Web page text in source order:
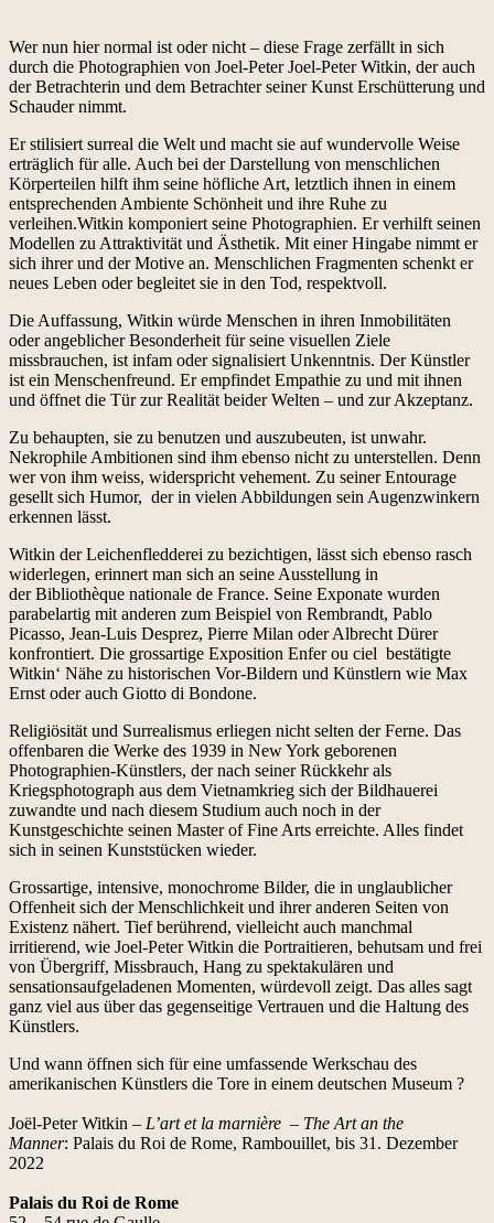
Wer nun hier normal ist oder nicht – diese Frage zerfällt in sich
durch die Photographien von Joel-Peter Joel-Peter Witkin, der auch
der Betrachterin und dem Betrachter seiner Kunst Erschütterung und
Schauder nimmt.
Er stilisiert surreal die Welt und macht sie auf wundervolle Weise
erträglich für alle. Auch bei der Darstellung von menschlichen
Körperteilen hilft ihm seine höfliche Art, letztlich ihnen in einem
entsprechenden Ambiente Schönheit und ihre Ruhe zu
verleihen.Witkin komponiert seine Photographien. Er verhilft seinen
Modellen zu Attraktivität und Ästhetik. Mit einer Hingabe nimmt er
sich ihrer und der Motive an. Menschlichen Fragmenten schenkt er
neues Leben oder begleitet sie in den Tod, respektvoll.
Die Auffassung, Witkin würde Menschen in ihren Inmobilitäten
oder angeblicher Besonderheit für seine visuellen Ziele
missbrauchen, ist infam oder signalisiert Unkenntnis. Der Künstler
ist ein Menschenfreund. Er empfindet Empathie zu und mit ihnen
und öffnet die Tür zur Realität beider Welten – und zur Akzeptanz.
Zu behaupten, sie zu benutzen und auszubeuten, ist unwahr.
Nekrophile Ambitionen sind ihm ebenso nicht zu unterstellen. Denn
wer von ihm weiss, widerspricht vehement. Zu seiner Entourage
gesellt sich Humor, der in vielen Abbildungen sein Augenzwinkern
erkennen lässt.
Witkin der Leichenfledderei zu bezichtigen, lässt sich ebenso rasch
widerlegen, erinnert man sich an seine Ausstellung in
der Bibliothèque nationale de France. Seine Exponate wurden
parabelartig mit anderen zum Beispiel von Rembrandt, Pablo
Picasso, Jean-Luis Desprez, Pierre Milan oder Albrecht Dürer
konfrontiert. Die grossartige Exposition Enfer ou ciel bestätigte
Witkin‘ Nähe zu historischen Vor-Bildern und Künstlern wie Max
Ernst oder auch Giotto di Bondone.
Religiösität und Surrealismus erliegen nicht selten der Ferne. Das
offenbaren die Werke des 1939 in New York geborenen
Photographien-Künstlers, der nach seiner Rückkehr als
Kriegsphotograph aus dem Vietnamkrieg sich der Bildhauerei
zuwandte und nach diesem Studium auch noch in der
Kunstgeschichte seinen Master of Fine Arts erreichte. Alles findet
sich in seinen Kunststücken wieder.
Grossartige, intensive, monochrome Bilder, die in unglaublicher
Offenheit sich der Menschlichkeit und ihrer anderen Seiten von
Existenz nähert. Tief berührend, vielleicht auch manchmal
irritierend, wie Joel-Peter Witkin die Portraitieren, behutsam und frei
von Übergriff, Missbrauch, Hang zu spektakulären und
sensationsaufgeladenen Momenten, würdevoll zeigt. Das alles sagt
ganz viel aus über das gegenseitige Vertrauen und die Haltung des
Künstlers.
Und wann öffnen sich für eine umfassende Werkschau des
amerikanischen Künstlers die Tore in einem deutschen Museum ?
Joël-Peter Witkin – L’art et la marnière – The Art an the
Manner: Palais du Roi de Rome, Rambouillet, bis 31. Dezember
2022
Palais du Roi de Rome